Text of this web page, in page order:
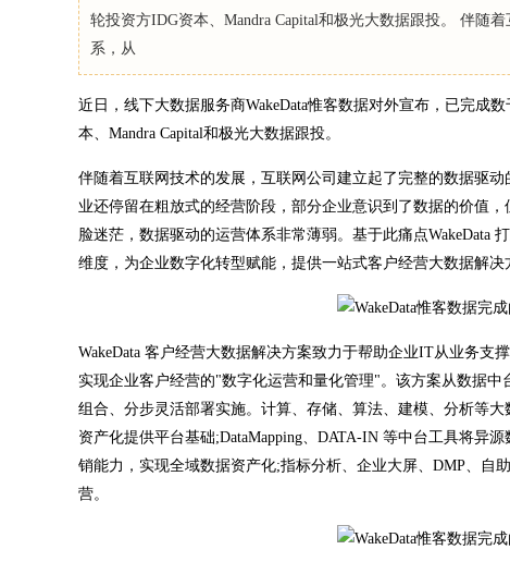
轮投资方IDG资本、Mandra Capital和极光大数据跟投。 伴随
系，从
近日，线下大数据服务商WakeData惟客数据对外宣布，已完成
本、Mandra Capital和极光大数据跟投。
伴随着互联网技术的发展，互联网公司建立起了完整的数据驱
业还停留在粗放式的经营阶段，部分企业意识到了数据的价值
脸迷茫，数据驱动的运营体系非常薄弱。基于此痛点WakeData
维度，为企业数字化转型赋能，提供一站式客户经营大数据解决
WakeData 客户经营大数据解决方案致力于帮助企业IT从业务支
实现企业客户经营的"数字化运营和量化管理"。该方案从数据
组合、分步灵活部署实施。计算、存储、算法、建模、分析等
资产化提供平台基础;DataMapping、DATA-IN 等中台工具将异
销能力，实现全域数据资产化;指标分析、企业大屏、DMP、自
营。